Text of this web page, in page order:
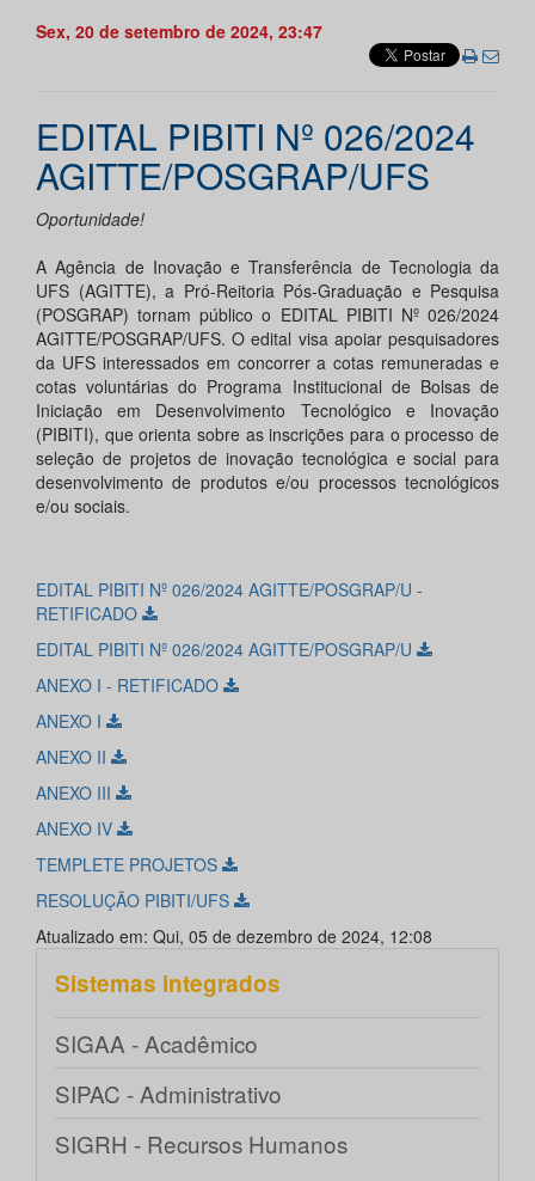
Sex, 20 de setembro de 2024, 23:47
EDITAL PIBITI Nº 026/2024
AGITTE/POSGRAP/UFS
Oportunidade!
A Agência de Inovação e Transferência de Tecnologia da
UFS (AGITTE), a Pró-Reitoria Pós-Graduação e Pesquisa
(POSGRAP) tornam público o EDITAL PIBITI Nº 026/2024
AGITTE/POSGRAP/UFS. O edital visa apoiar pesquisadores
da UFS interessados em concorrer a cotas remuneradas e
cotas voluntárias do Programa Institucional de Bolsas de
Iniciação em Desenvolvimento Tecnológico e Inovação
(PIBITI), que orienta sobre as inscrições para o processo de
seleção de projetos de inovação tecnológica e social para
desenvolvimento de produtos e/ou processos tecnológicos
e/ou sociais.
EDITAL PIBITI Nº 026/2024 AGITTE/POSGRAP/U -
RETIFICADO
EDITAL PIBITI Nº 026/2024 AGITTE/POSGRAP/U
ANEXO I - RETIFICADO
ANEXO I
ANEXO II
ANEXO III
ANEXO IV
TEMPLETE PROJETOS
RESOLUÇÃO PIBITI/UFS
Atualizado em: Qui, 05 de dezembro de 2024, 12:08
Sistemas integrados
SIGAA - Acadêmico
SIPAC - Administrativo
SIGRH - Recursos Humanos